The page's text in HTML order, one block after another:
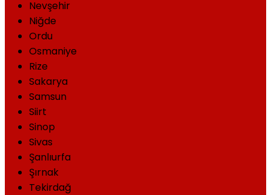
Nevşehir
Niğde
Ordu
Osmaniye
Rize
Sakarya
Samsun
Siirt
Sinop
Sivas
Şanlıurfa
Şırnak
Tekirdağ